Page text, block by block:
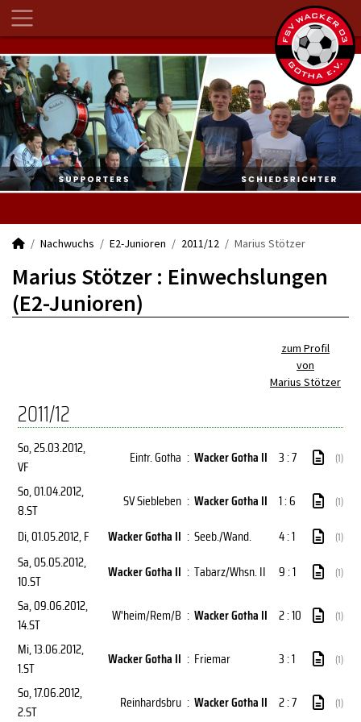
Nachwuchs E2-Junioren 2011/12 Marius Stötzer
Marius Stötzer : Einwechslungen
(E2-Junioren)
zum Profil
von
Marius Stötzer
2011/12
So, 25.03.2012,
VF
Eintr. Gotha : Wacker Gotha II 3 : 7 (1)
So, 01.04.2012,
8.ST
SV Siebleben : Wacker Gotha II 1 : 6 (1)
Di, 01.05.2012, F Wacker Gotha II : Seeb./Wand. 4 : 1 (1)
Sa, 05.05.2012,
10.ST
Wacker Gotha II : Tabarz/Whsn. II 9 : 1 (1)
Sa, 09.06.2012,
14.ST
W'heim/Rem/B : Wacker Gotha II 2 : 10 (1)
Mi, 13.06.2012,
1.ST
Wacker Gotha II : Friemar 3 : 1 (1)
So, 17.06.2012,
2.ST
Reinhardsbru : Wacker Gotha II 2 : 7 (1)